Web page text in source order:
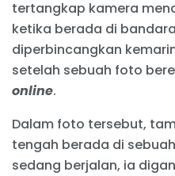
tertangkap kamera
ketika berada di
diperbincangkan
setelah sebuah foto
online.
Dalam foto tersebut,
tengah berada di
sedang berjalan, ia